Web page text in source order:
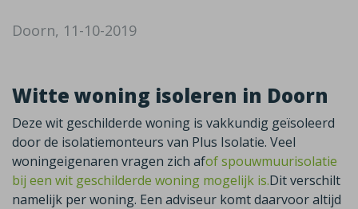
Doorn, 11-10-2019
Witte woning isoleren in Doorn
Deze wit geschilderde woning is vakkundig geïsoleerd
door de isolatiemonteurs van Plus Isolatie. Veel
woningeigenaren vragen zich afof spouwmuurisolatie
bij een wit geschilderde woning mogelijk is.Dit verschilt
namelijk per woning. Een adviseur komt daarvoor altijd